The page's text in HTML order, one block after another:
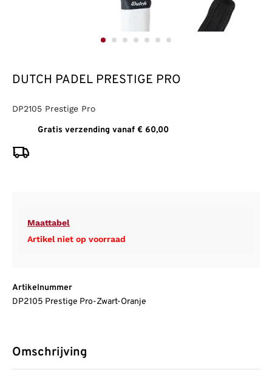
DUTCH PADEL PRESTIGE PRO
DP2105 Prestige Pro
Gratis verzending vanaf € 60,00
Maattabel
Artikel niet op voorraad
Artikelnummer
DP2105 Prestige Pro-Zwart-Oranje
Omschrijving